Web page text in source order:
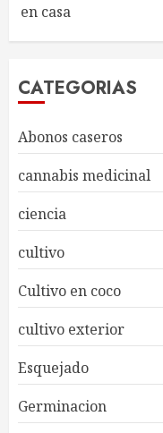
en casa
CATEGORIAS
Abonos caseros
cannabis medicinal
ciencia
cultivo
Cultivo en coco
cultivo exterior
Esquejado
Germinacion